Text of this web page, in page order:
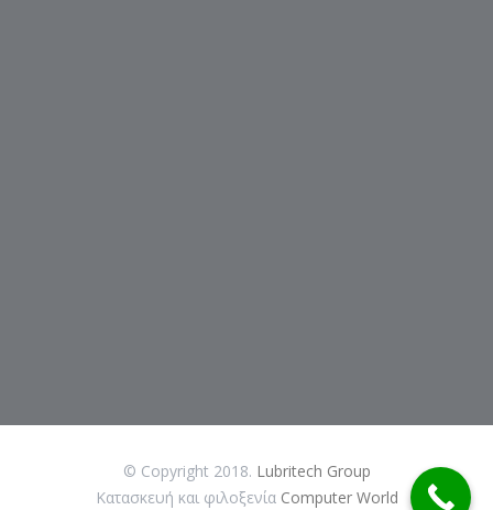
© Copyright 2018. Lubritech Group
Κατασκευή και φιλοξενία Computer World